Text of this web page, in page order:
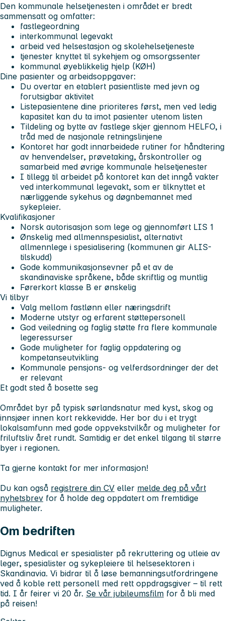
Den kommunale helsetjenesten i området er bredt
sammensatt og omfatter:
fastlegeordning
interkommunal legevakt
arbeid ved helsestasjon og skolehelsetjeneste
tjenester knyttet til sykehjem og omsorgssenter
kommunal øyeblikkelig hjelp (KØH)
Dine pasienter og arbeidsoppgaver:
Du overtar en etablert pasientliste med jevn og
forutsigbar aktivitet
Listepasientene dine prioriteres først, men ved ledig
kapasitet kan du ta imot pasienter utenom listen
Tildeling og bytte av fastlege skjer gjennom HELFO, i
tråd med de nasjonale retningslinjene
Kontoret har godt innarbeidede rutiner for håndtering
av henvendelser, prøvetaking, årskontroller og
samarbeid med øvrige kommunale helsetjenester
I tillegg til arbeidet på kontoret kan det inngå vakter
ved interkommunal legevakt, som er tilknyttet et
nærliggende sykehus og døgnbemannet med
sykepleier.
Kvalifikasjoner
Norsk autorisasjon som lege og gjennomført LIS 1
Ønskelig med allmennspesialist, alternativt
allmennlege i spesialisering (kommunen gir ALIS-
tilskudd)
Gode kommunikasjonsevner på et av de
skandinaviske språkene, både skriftlig og muntlig
Førerkort klasse B er ønskelig
Vi tilbyr
Valg mellom fastlønn eller næringsdrift
Moderne utstyr og erfarent støttepersonell
God veiledning og faglig støtte fra flere kommunale
legeressurser
Gode muligheter for faglig oppdatering og
kompetanseutvikling
Kommunale pensjons- og velferdsordninger der det
er relevant
Et godt sted å bosette seg
Området byr på typisk sørlandsnatur med kyst, skog og
innsjøer innen kort rekkevidde. Her bor du i et trygt
lokalsamfunn med gode oppvekstvilkår og muligheter for
friluftsliv året rundt. Samtidig er det enkel tilgang til større
byer i regionen.
Ta gjerne kontakt for mer informasjon!
Du kan også registrere din CV eller melde deg på vårt
nyhetsbrev for å holde deg oppdatert om fremtidige
muligheter.
Om bedriften
Dignus Medical er spesialister på rekruttering og utleie av
leger, spesialister og sykepleiere til helsesektoren i
Skandinavia. Vi bidrar til å løse bemanningsutfordringene
ved å koble rett personell med rett oppdragsgiver – til rett
tid. I år feirer vi 20 år. Se vår jubileumsfilm for å bli med
på reisen!